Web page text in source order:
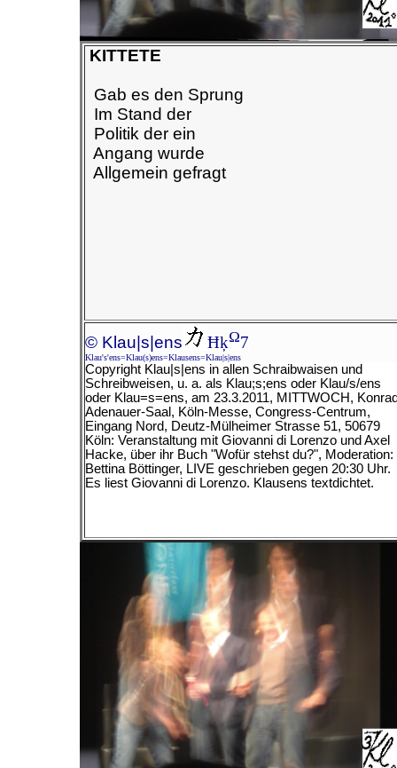
KITTETE
Gab es den Sprung
Im Stand der
Politik der ein
Angang wurde
Allgemein gefragt
© Klau|s|ens ĦķΩ7
Klau's'ens=Klau(s)ens=Klausens=Klau|s|ens
Copyright Klau|s|ens in allen Schraibwaisen und
Schreibweisen, u. a. als Klau;s;ens oder Klau/s/ens
oder Klau=s=ens, am 23.3.2011, MITTWOCH,
Adenauer-Saal, Köln-Messe, Congress-Centrum,
Eingang Nord, Deutz-Mülheimer Strasse 51, 50679
Köln: Veranstaltung mit Giovanni di Lorenzo und Axel
Hacke, über ihr Buch "Wofür stehst du?", Moderation:
Bettina Böttinger, LIVE geschrieben gegen 20:30 Uhr.
Es liest Giovanni di Lorenzo. Klausens textdichtet.